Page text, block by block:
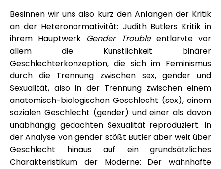
Besinnen wir uns also kurz den Anfängen der Kritik
an der Heteronormativität: Judith Butlers Kritik in
ihrem Hauptwerk Gender Troubleentlarvte vor
allem die Künstlichkeit binärer
Geschlechterkonzeption, die sich im Feminismus
durch die Trennung zwischen sex, gender und
Sexualität, also in der Trennung zwischen einem
anatomisch-biologischen Geschlecht (sex), einem
sozialen Geschlecht (gender) und einer als davon
unabhängig gedachten Sexualität reproduziert. In
der Analyse von gender stößt Butler aber weit über
Geschlecht hinaus auf ein grundsätzliches
Charakteristikum der Moderne: Der wahnhafte